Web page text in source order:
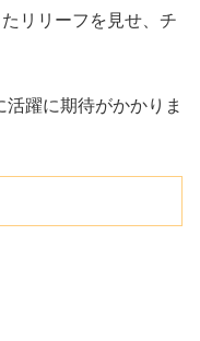
リリーフを見せ、チ
躍に期待がかかりま